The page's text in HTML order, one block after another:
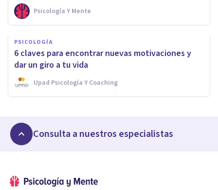
Psicología Y Mente
PSICOLOGÍA
6 claves para encontrar nuevas motivaciones y
dar un giro a tu vida
Upad Psicología Y Coaching
Consulta a nuestros especialistas